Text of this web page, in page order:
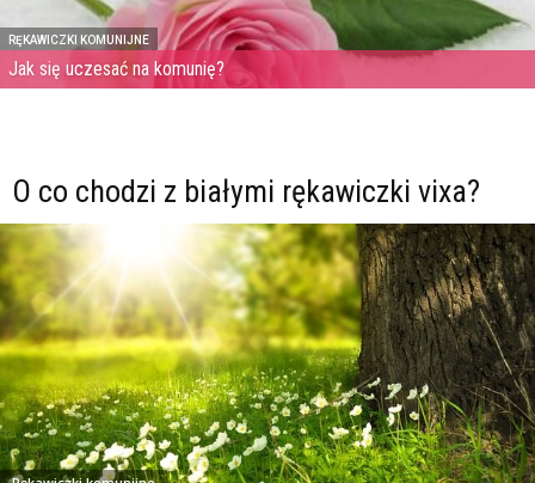
RĘKAWICZKI KOMUNIJNE
Jak się uczesać na komunię?
O co chodzi z białymi rękawiczki vixa?